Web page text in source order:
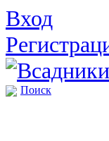
Вход
Поиск